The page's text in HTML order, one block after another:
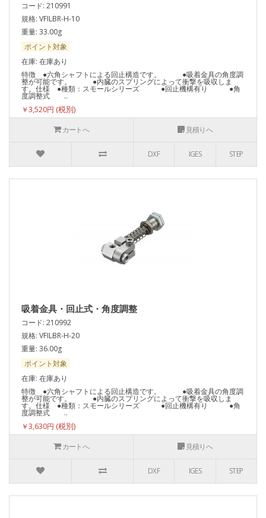
コード: 210991
規格: VFILBR-H-10
重量: 33.00g
ポイント対象
在庫: 在庫あり
特徴 ●六角シャフトによる回止構造です。 ●吸着金具の角度調
整が可能です。 ●内臓のスプリングによって衝撃を吸収しま
す。仕様 ●種類：スモールシリーズ ●回止機構有り ●角
度調整式 ..
￥3,520円
カートへ
見積りへ
DXF IGES STEP
吸着金具・回止式・角度調整
コード: 210992
規格: VFILBR-H-20
重量: 36.00g
ポイント対象
在庫: 在庫あり
特徴 ●六角シャフトによる回止構造です。 ●吸着金具の角度調
整が可能です。 ●内臓のスプリングによって衝撃を吸収しま
す。仕様 ●種類：スモールシリーズ ●回止機構有り ●角
度調整式 ..
￥3,630円
カートへ
見積りへ
DXF IGES STEP